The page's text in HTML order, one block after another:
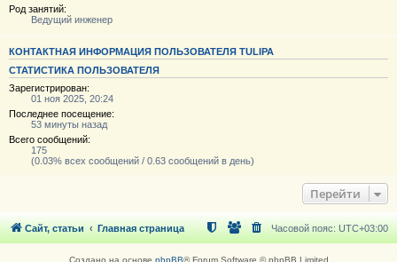
Род занятий:
Ведущий инженер
КОНТАКТНАЯ ИНФОРМАЦИЯ ПОЛЬЗОВАТЕЛЯ TULIPA
СТАТИСТИКА ПОЛЬЗОВАТЕЛЯ
Зарегистрирован:
01 ноя 2025, 20:24
Последнее посещение:
53 минуты назад
Всего сообщений:
175
(0.03% всех сообщений / 0.63 сообщений в день)
Перейти
Сайт, статьи Главная страница Часовой пояс: UTC+03:00
Создано на основе phpBB® Forum Software © phpBB Limited